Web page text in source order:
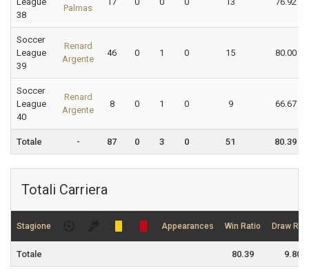
38
Palmas
Soccer
League
39
Renard
Argente
46 0 1 0 15 80.00
Soccer
League
40
Renard
Argente
8 0 1 0 9 66.67
Totale - 87 0 3 0 51 80.39
Totali Carriera
Stagione Appearances Win Ratio Draw
Totale 80.39 9.80